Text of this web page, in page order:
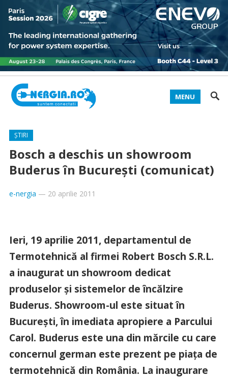
MENU
ȘTIRI
Bosch a deschis un showroom
Buderus în București (comunicat)
e-nergia — 20 aprilie 2011
Ieri, 19 aprilie 2011, departamentul de
Termotehnică al firmei Robert Bosch S.R.L.
a inaugurat un showroom dedicat
produselor şi sistemelor de încălzire
Buderus. Showroom-ul este situat în
Bucureşti, în imediata apropiere a Parcului
Carol. Buderus este una din mărcile cu care
concernul german este prezent pe piaţa de
termotehnică din România. La inaugurare